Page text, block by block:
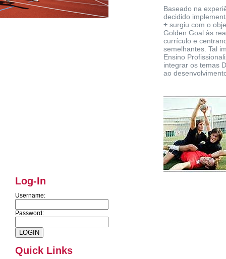
Baseado na
decidido
+ surgiu com o
Golden Goal às
currículo e
semelhantes. Tal
Ensino
integrar os temas
ao
Log-In
Username:
Password:
Quick Links